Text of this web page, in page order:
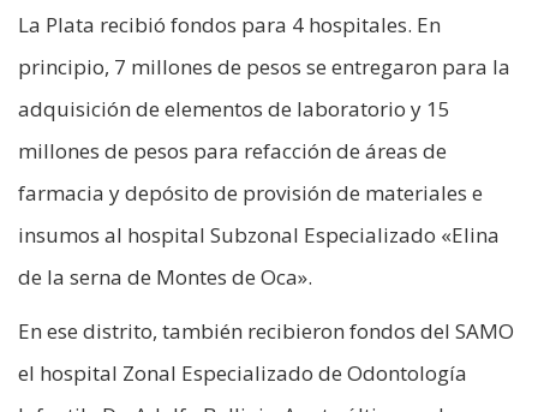
La Plata recibió fondos para 4 hospitales. En
principio, 7 millones de pesos se entregaron para la
adquisición de elementos de laboratorio y 15
millones de pesos para refacción de áreas de
farmacia y depósito de provisión de materiales e
insumos al hospital Subzonal Especializado «Elina
de la serna de Montes de Oca».
En ese distrito, también recibieron fondos del SAMO
el hospital Zonal Especializado de Odontología